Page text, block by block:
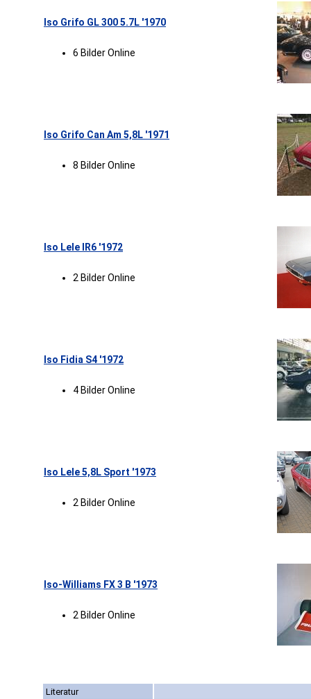
Iso Grifo GL 300 5.7L '1970
6 Bilder Online
Iso Grifo Can Am 5,8L '1971
8 Bilder Online
Iso Lele IR6 '1972
2 Bilder Online
Iso Fidia S4 '1972
4 Bilder Online
Iso Lele 5,8L Sport '1973
2 Bilder Online
Iso-Williams FX 3 B '1973
2 Bilder Online
Literatur